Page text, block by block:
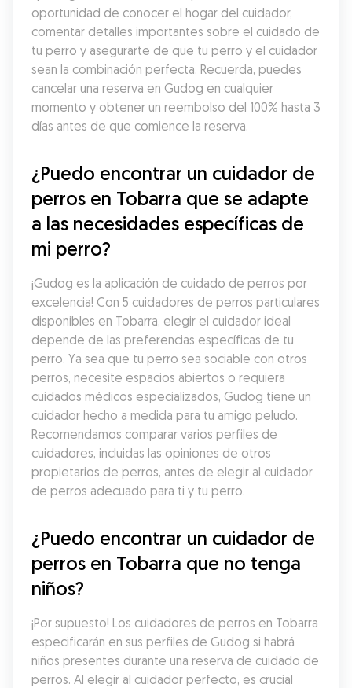
oportunidad de conocer el hogar del cuidador,
comentar detalles importantes sobre el cuidado de
tu perro y asegurarte de que tu perro y el cuidador
sean la combinación perfecta. Recuerda, puedes
cancelar una reserva en Gudog en cualquier
momento y obtener un reembolso del 100% hasta 3
días antes de que comience la reserva.
¿Puedo encontrar un cuidador de
perros en Tobarra que se adapte
a las necesidades específicas de
mi perro?
¡Gudog es la aplicación de cuidado de perros por
excelencia! Con 5 cuidadores de perros particulares
disponibles en Tobarra, elegir el cuidador ideal
depende de las preferencias específicas de tu
perro. Ya sea que tu perro sea sociable con otros
perros, necesite espacios abiertos o requiera
cuidados médicos especializados, Gudog tiene un
cuidador hecho a medida para tu amigo peludo.
Recomendamos comparar varios perfiles de
cuidadores, incluidas las opiniones de otros
propietarios de perros, antes de elegir al cuidador
de perros adecuado para ti y tu perro.
¿Puedo encontrar un cuidador de
perros en Tobarra que no tenga
niños?
¡Por supuesto! Los cuidadores de perros en Tobarra
especificarán en sus perfiles de Gudog si habrá
niños presentes durante una reserva de cuidado de
perros. Al elegir al cuidador perfecto, es crucial